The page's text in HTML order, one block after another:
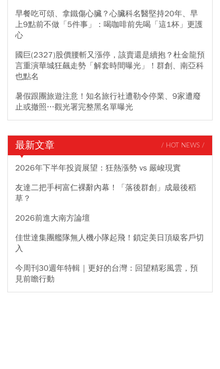
早餐吃可頌、拿鐵傷心臟？心臟科名醫堅持20年、早
上9點前不做「5件事」：喝咖啡前先喝「這1杯」更護
心
國巨(2327)股價腰斬又漲停，該賣還是續抱？杜金龍預
言重演華城狂飆走勢「解套時間曝光」！群創、南亞科
也點名
暑假跟團旅遊注意！知名旅行社遭勒令停業、9家遭廢
止或撤照…觀光署完整黑名單曝光
最新文章 / HOT NEWS /
2026年下半年投資展望：狂熱漲勢 vs 嚴峻現實
友達二把手柯富仁裸辭內幕！「落後群創」成最後稻
草？
2026前進大南方論壇
佳世達集團艦隊無人機小隊起飛！鎖定美日頂級客戶切
入
今周刊30週年特輯｜更好的台灣：回望精彩風雲，預
見前瞻行動